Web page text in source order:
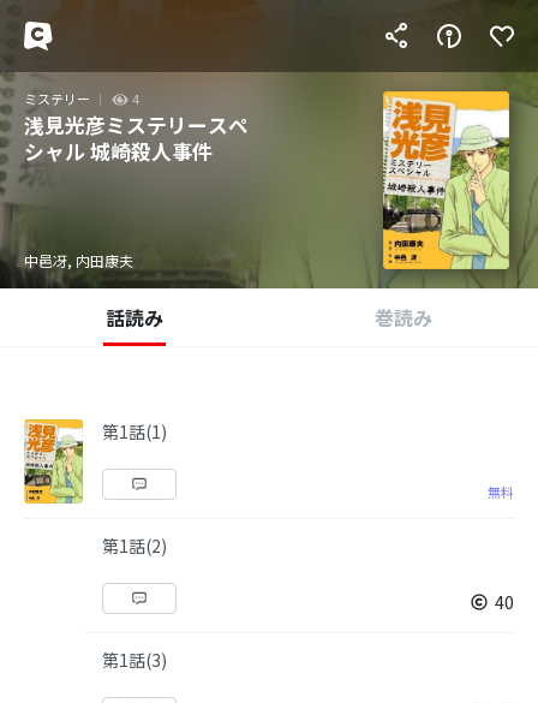
ミステリー 4
浅見光彦ミステリースペ
シャル 城崎殺人事件
中邑冴, 内田康夫
話読み 巻読み
第1話(1)
無料
第1話(2)
40
第1話(3)